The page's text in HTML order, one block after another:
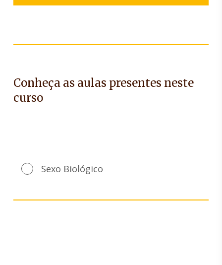
Conheça as aulas presentes neste
curso
Sexo Biológico